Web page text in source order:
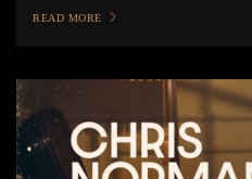
READ MORE